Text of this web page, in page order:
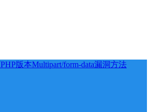
版本Multipart/form-data漏洞方法